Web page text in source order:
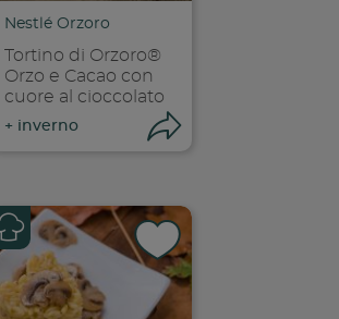
condivisione
Nestlé Orzoro
Tortino di Orzoro®
Orzo e Cacao con
cuore al cioccolato
+ inverno